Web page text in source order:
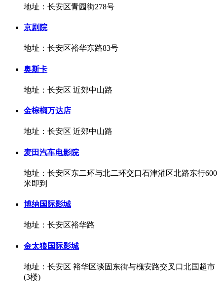
地址：长安区青园街278号
京剧院
地址：长安区裕华东路83号
奥斯卡
地址：长安区 近郊中山路
金棕榈万达店
地址：长安区 近郊中山路
麦田汽车电影院
地址：长安区东二环与北二环交口石津灌区北路东行600
米即到
博纳国际影城
地址：长安区裕华路
金太狼国际影城
地址：长安区 裕华区谈固东街与槐安路交叉口北国超市
(3楼)